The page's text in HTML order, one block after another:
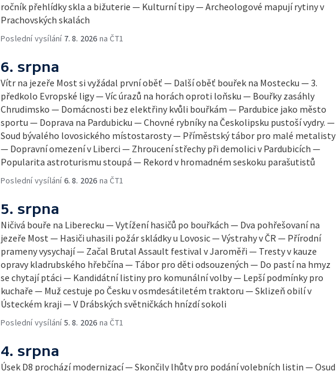
ročník přehlídky skla a bižuterie — Kulturní tipy — Archeologové mapují rytiny v
Prachovských skalách
Poslední vysílání 7. 8. 2026 na ČT1
6. srpna
Vítr na jezeře Most si vyžádal první oběť — Další oběť bouřek na Mostecku — 3.
předkolo Evropské ligy — Víc úrazů na horách oproti loňsku — Bouřky zasáhly
Chrudimsko — Domácnosti bez elektřiny kvůli bouřkám — Pardubice jako město
sportu — Doprava na Pardubicku — Chovné rybníky na Českolipsku pustoší vydry. —
Soud bývalého lovosického místostarosty — Příměstský tábor pro malé metalisty
— Dopravní omezení v Liberci — Zhroucení střechy při demolici v Pardubicích —
Popularita astroturismu stoupá — Rekord v hromadném seskoku parašutistů
Poslední vysílání6. 8. 2026 na ČT1
5. srpna
Ničivá bouře na Liberecku — Vytížení hasičů po bouřkách — Dva pohřešovaní na
jezeře Most — Hasiči uhasili požár skládky u Lovosic — Výstrahy v ČR — Přírodní
prameny vysychají — Začal Brutal Assault festival v Jaroměři — Tresty v kauze
opravy kladrubského hřebčína — Tábor pro děti odsouzených — Do pastí na hmyz
se chytají ptáci — Kandidátní listiny pro komunální volby — Lepší podmínky pro
kuchaře — Muž cestuje po Česku v osmdesátiletém traktoru — Sklizeň obilí v
Ústeckém kraji — V Drábských světničkách hnízdí sokoli
Poslední vysílání5. 8. 2026 na ČT1
4. srpna
Úsek D8 prochází modernizací — Skončily lhůty pro podání volebních listin — Osud